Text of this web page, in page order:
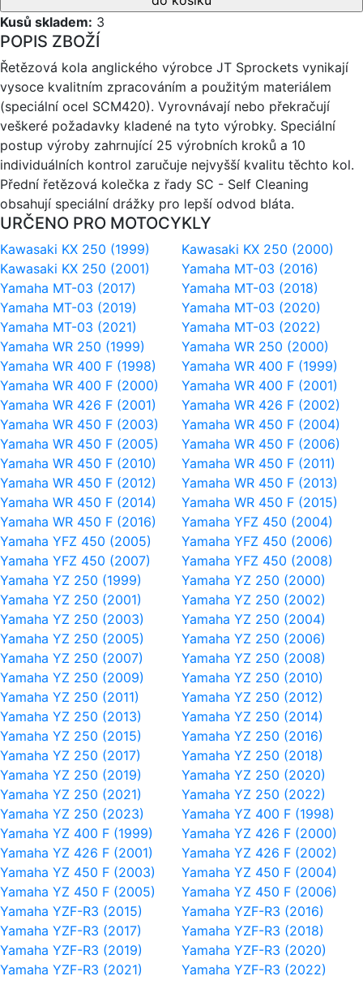
Kusů skladem: 3
POPIS ZBOŽÍ
Řetězová kola anglického výrobce JT Sprockets vynikají
vysoce kvalitním zpracováním a použitým materiálem
(speciální ocel SCM420). Vyrovnávají nebo překračují
veškeré požadavky kladené na tyto výrobky. Speciální
postup výroby zahrnující 25 výrobních kroků a 10
individuálních kontrol zaručuje nejvyšší kvalitu těchto kol.
Přední řetězová kolečka z řady SC - Self Cleaning
obsahují speciální drážky pro lepší odvod bláta.
URČENO PRO MOTOCYKLY
Kawasaki KX 250 (1999)
Kawasaki KX 250 (2000)
Kawasaki KX 250 (2001)
Yamaha MT-03 (2016)
Yamaha MT-03 (2017)
Yamaha MT-03 (2018)
Yamaha MT-03 (2019)
Yamaha MT-03 (2020)
Yamaha MT-03 (2021)
Yamaha MT-03 (2022)
Yamaha WR 250 (1999)
Yamaha WR 250 (2000)
Yamaha WR 400 F (1998)
Yamaha WR 400 F (1999)
Yamaha WR 400 F (2000)
Yamaha WR 400 F (2001)
Yamaha WR 426 F (2001)
Yamaha WR 426 F (2002)
Yamaha WR 450 F (2003)
Yamaha WR 450 F (2004)
Yamaha WR 450 F (2005)
Yamaha WR 450 F (2006)
Yamaha WR 450 F (2010)
Yamaha WR 450 F (2011)
Yamaha WR 450 F (2012)
Yamaha WR 450 F (2013)
Yamaha WR 450 F (2014)
Yamaha WR 450 F (2015)
Yamaha WR 450 F (2016)
Yamaha YFZ 450 (2004)
Yamaha YFZ 450 (2005)
Yamaha YFZ 450 (2006)
Yamaha YFZ 450 (2007)
Yamaha YFZ 450 (2008)
Yamaha YZ 250 (1999)
Yamaha YZ 250 (2000)
Yamaha YZ 250 (2001)
Yamaha YZ 250 (2002)
Yamaha YZ 250 (2003)
Yamaha YZ 250 (2004)
Yamaha YZ 250 (2005)
Yamaha YZ 250 (2006)
Yamaha YZ 250 (2007)
Yamaha YZ 250 (2008)
Yamaha YZ 250 (2009)
Yamaha YZ 250 (2010)
Yamaha YZ 250 (2011)
Yamaha YZ 250 (2012)
Yamaha YZ 250 (2013)
Yamaha YZ 250 (2014)
Yamaha YZ 250 (2015)
Yamaha YZ 250 (2016)
Yamaha YZ 250 (2017)
Yamaha YZ 250 (2018)
Yamaha YZ 250 (2019)
Yamaha YZ 250 (2020)
Yamaha YZ 250 (2021)
Yamaha YZ 250 (2022)
Yamaha YZ 250 (2023)
Yamaha YZ 400 F (1998)
Yamaha YZ 400 F (1999)
Yamaha YZ 426 F (2000)
Yamaha YZ 426 F (2001)
Yamaha YZ 426 F (2002)
Yamaha YZ 450 F (2003)
Yamaha YZ 450 F (2004)
Yamaha YZ 450 F (2005)
Yamaha YZ 450 F (2006)
Yamaha YZF-R3 (2015)
Yamaha YZF-R3 (2016)
Yamaha YZF-R3 (2017)
Yamaha YZF-R3 (2018)
Yamaha YZF-R3 (2019)
Yamaha YZF-R3 (2020)
Yamaha YZF-R3 (2021)
Yamaha YZF-R3 (2022)